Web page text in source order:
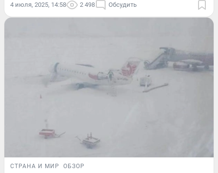
4 июля, 2025, 14:58 2 498 Обсудить
СТРАНА И МИР ОБЗОР